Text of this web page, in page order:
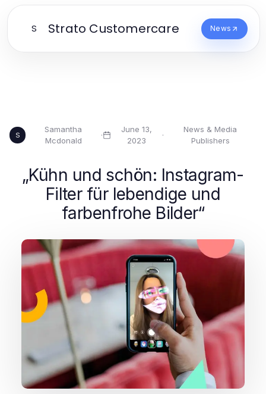
S Strato Customercare News
S
Samantha
Mcdonald
·
June 13,
2023
·
News & Media
Publishers
„Kühn und schön: Instagram-
Filter für lebendige und
farbenfrohe Bilder“